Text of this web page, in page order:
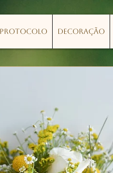
Protocolo Decoração